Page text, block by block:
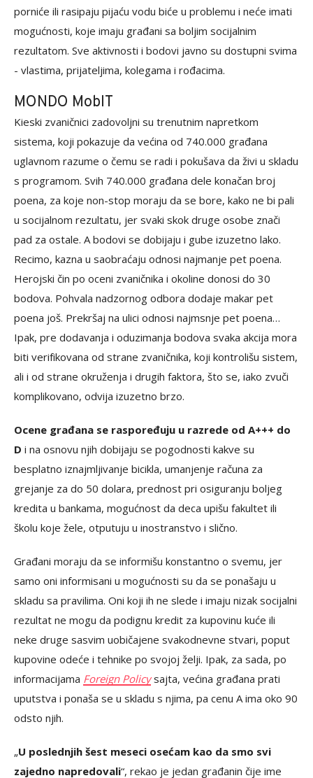
porniće ili rasipaju pijaću vodu biće u problemu i neće imati
mogućnosti, koje imaju građani sa boljim socijalnim
rezultatom. Sve aktivnosti i bodovi javno su dostupni svima
- vlastima, prijateljima, kolegama i rođacima.
MONDO MobIT
Kieski zvaničnici zadovoljni su trenutnim napretkom
sistema, koji pokazuje da većina od 740.000 građana
uglavnom razume o čemu se radi i pokušava da živi u skladu
s programom. Svih 740.000 građana dele konačan broj
poena, za koje non-stop moraju da se bore, kako ne bi pali
u socijalnom rezultatu, jer svaki skok druge osobe znači
pad za ostale. A bodovi se dobijaju i gube izuzetno lako.
Recimo, kazna u saobraćaju odnosi najmanje pet poena.
Herojski čin po oceni zvaničnika i okoline donosi do 30
bodova. Pohvala nadzornog odbora dodaje makar pet
poena još. Prekršaj na ulici odnosi najmsnje pet poena…
Ipak, pre dodavanja i oduzimanja bodova svaka akcija mora
biti verifikovana od strane zvaničnika, koji kontrolišu sistem,
ali i od strane okruženja i drugih faktora, što se, iako zvuči
komplikovano, odvija izuzetno brzo.
Ocene građana se raspoređuju u razrede od A+++ do
D i na osnovu njih dobijaju se pogodnosti kakve su
besplatno iznajmljivanje bicikla, umanjenje računa za
grejanje za do 50 dolara, prednost pri osiguranju boljeg
kredita u bankama, mogućnost da deca upišu fakultet ili
školu koje žele, otputuju u inostranstvo i slično.
Građani moraju da se informišu konstantno o svemu, jer
samo oni informisani u mogućnosti su da se ponašaju u
skladu sa pravilima. Oni koji ih ne slede i imaju nizak socijalni
rezultat ne mogu da podignu kredit za kupovinu kuće ili
neke druge sasvim uobičajene svakodnevne stvari, poput
kupovine odeće i tehnike po svojoj želji. Ipak, za sada, po
informacijama Foreign Policysajta, većina građana prati
uputstva i ponaša se u skladu s njima, pa cenu A ima oko 90
odsto njih.
„U poslednjih šest meseci osećam kao da smo svi
zajedno napredovali“, rekao je jedan građanin čije ime